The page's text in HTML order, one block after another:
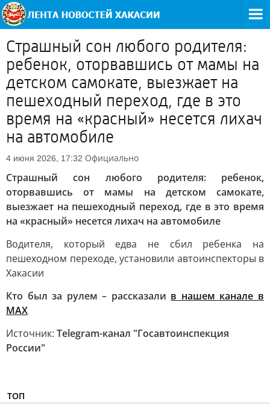
Страшный сон любого родителя:
ребенок, оторвавшись от мамы на
детском самокате, выезжает на
пешеходный переход, где в это
время на «красный» несется лихач
на автомобиле
4 июня 2026, 17:32 Официально
Страшный сон любого родителя: ребенок,
оторвавшись от мамы на детском самокате,
выезжает на пешеходный переход, где в это время
на «красный» несется лихач на автомобиле
Водителя, который едва не сбил ребенка на
пешеходном переходе, установили автоинспекторы в
Хакасии
Кто был за рулем – рассказали в нашем канале в
МАХ
Источник: Telegram-канал "Госавтоинспекция
России"
ТОП